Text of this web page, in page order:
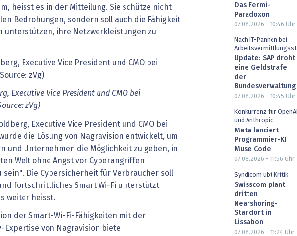
heisst es in der Mitteilung. Sie schütze nicht
Bedrohungen, sondern soll auch die Fähigkeit
unterstützen, ihre Netzwerkleistungen zu
Executive Vice President und CMO bei
zVg)
Executive Vice President und CMO bei
die Lösung von Nagravision entwickelt, um
und Unternehmen die Möglichkeit zu geben, in
Welt ohne Angst vor Cyberangriffen
sein". Die Cybersicherheit für Verbraucher soll
fortschrittliches Smart Wi-Fi unterstützt
weiter heisst.
der Smart-Wi-Fi-Fähigkeiten mit der
Expertise von Nagravision biete
Das Fermi-
Paradoxon
07.08.2026 - 10:46 Uhr
Nach IT-Pannen bei
Update: SAP droht
eine Geldstrafe
der
Bundesverwaltung
07.08.2026 - 10:45 Uhr
Konkurrenz für OpenAI
und Anthropic
Meta lanciert
Programmier-KI
Muse Code
07.08.2026 - 11:56 Uhr
Syndicom übt Kritik
Swisscom plant
dritten
Nearshoring-
Standort in
Lissabon
07.08.2026 - 11:24 Uhr